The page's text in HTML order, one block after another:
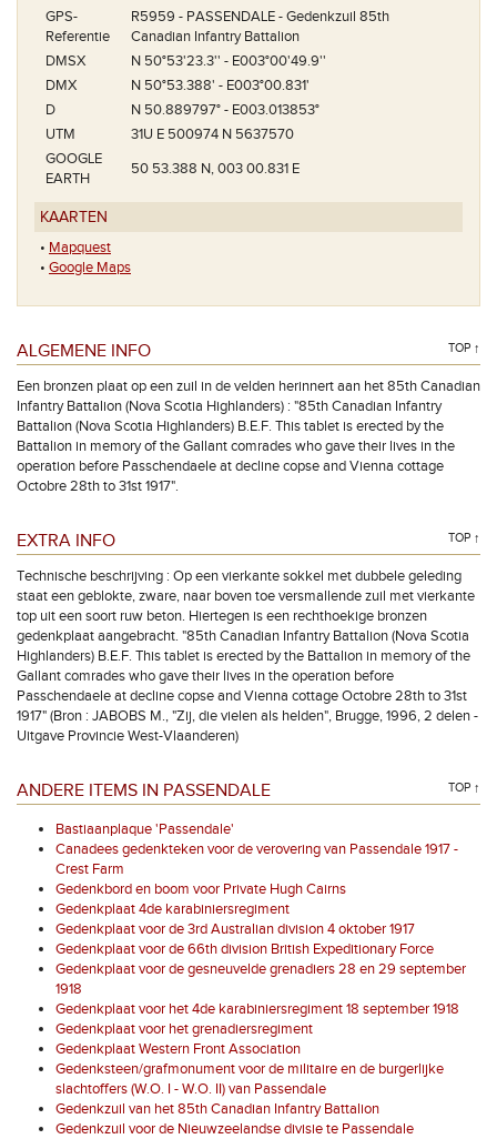
GPS-
Referentie
R5959 - PASSENDALE - Gedenkzuil 85th
Canadian Infantry Battalion
DMSX
N 50°53'23.3'' - E003°00'49.9''
DMX
N 50°53.388' - E003°00.831'
D
N 50.889797° - E003.013853°
UTM
31U E 500974 N 5637570
GOOGLE
EARTH
50 53.388 N, 003 00.831 E
KAARTEN
• Mapquest
• Google Maps
ALGEMENE INFO TOP ↑
Een bronzen plaat op een zuil in de velden herinnert aan het 85th Canadian
Infantry Battalion (Nova Scotia Highlanders) : "85th Canadian Infantry
Battalion (Nova Scotia Highlanders) B.E.F. This tablet is erected by the
Battalion in memory of the Gallant comrades who gave their lives in the
operation before Passchendaele at decline copse and Vienna cottage
Octobre 28th to 31st 1917".
EXTRA INFO TOP ↑
Technische beschrijving : Op een vierkante sokkel met dubbele geleding
staat een geblokte, zware, naar boven toe versmallende zuil met vierkante
top uit een soort ruw beton. Hiertegen is een rechthoekige bronzen
gedenkplaat aangebracht. "85th Canadian Infantry Battalion (Nova Scotia
Highlanders) B.E.F. This tablet is erected by the Battalion in memory of the
Gallant comrades who gave their lives in the operation before
Passchendaele at decline copse and Vienna cottage Octobre 28th to 31st
1917" (Bron : JABOBS M., "Zij, die vielen als helden", Brugge, 1996, 2 delen -
Uitgave Provincie West-Vlaanderen)
ANDERE ITEMS IN PASSENDALE TOP ↑
Bastiaanplaque 'Passendale'
Canadees gedenkteken voor de verovering van Passendale 1917 -
Crest Farm
Gedenkbord en boom voor Private Hugh Cairns
Gedenkplaat 4de karabiniersregiment
Gedenkplaat voor de 3rd Australian division 4 oktober 1917
Gedenkplaat voor de 66th division British Expeditionary Force
Gedenkplaat voor de gesneuvelde grenadiers 28 en 29 september
1918
Gedenkplaat voor het 4de karabiniersregiment 18 september 1918
Gedenkplaat voor het grenadiersregiment
Gedenkplaat Western Front Association
Gedenksteen/grafmonument voor de militaire en de burgerlijke
slachtoffers (W.O. I - W.O. II) van Passendale
Gedenkzuil van het 85th Canadian Infantry Battalion
Gedenkzuil voor de Nieuwzeelandse divisie te Passendale